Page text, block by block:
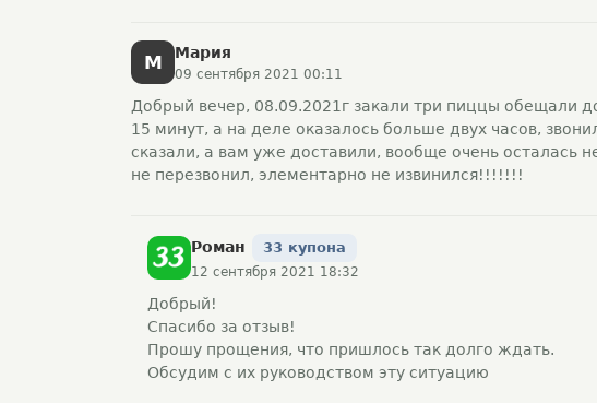
М Мария
09 сентября 2021 00:11
Добрый вечер, 08.09.2021г закали три пиццы обещали
15 минут, а на деле оказалось больше двух часов,
сказали, а вам уже доставили, вообще очень осталась
не перезвонил, элементарно не извинился!!!!!!!
Ромaн 33 купона
12 сентября 2021 18:32
Добрый!
Спасибо за отзыв!
Прошу прощения, что пришлось так долго ждать.
Обсудим с их руководством эту ситуацию